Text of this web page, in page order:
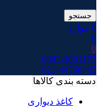
جستجو
0 موارد
0
0
0902-2001175
021-44768445
دسته بندی کالاها
کاغذ دیواری